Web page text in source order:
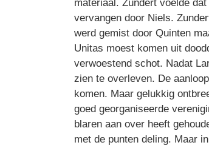
materiaal. Zundert voelde
vervangen door Niels.
werd gemist door Quinten
Unitas moest komen uit
verwoestend schot. Nadat
zien te overleven. De
komen. Maar gelukkig
goed georganiseerde
blaren aan over heeft
met de punten deling. Maar